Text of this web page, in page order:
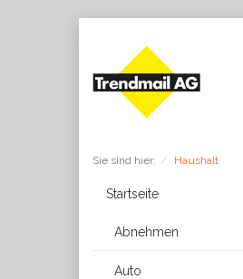
Sie sind hier: Haushalt
Startseite
Abnehmen
Auto